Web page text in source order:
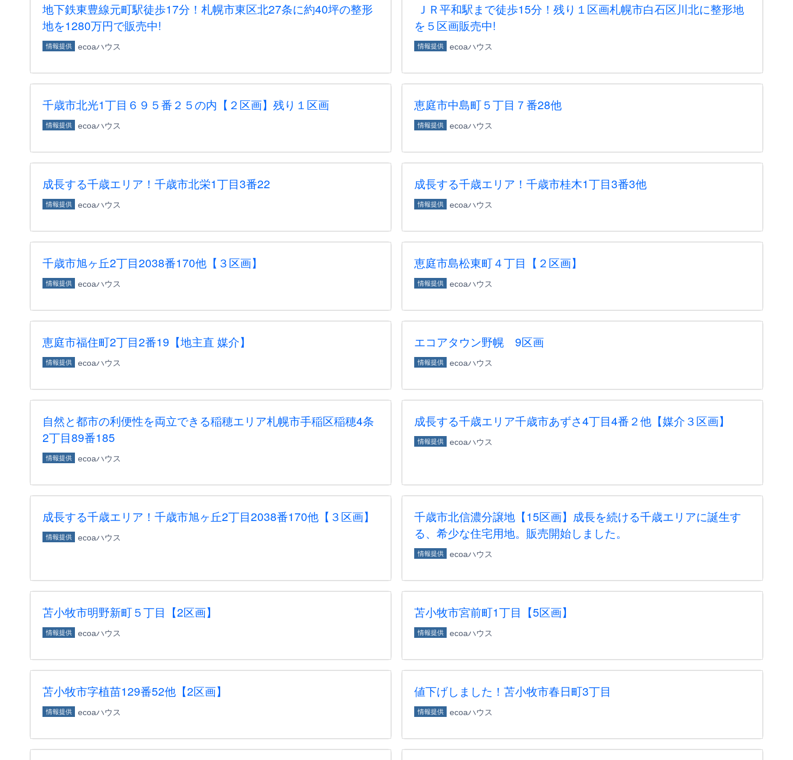
地下鉄東豊線元町駅徒歩17分！札幌市東区北27条に約40坪の整形
地を1280万円で販売中!
情報提供 ecoaハウス
ＪＲ平和駅まで徒歩15分！残り１区画札幌市白石区川北に整形地
を５区画販売中!
情報提供 ecoaハウス
千歳市北光1丁目６９５番２５の内【２区画】残り１区画
情報提供 ecoaハウス
恵庭市中島町５丁目７番28他
情報提供 ecoaハウス
成長する千歳エリア！千歳市北栄1丁目3番22
情報提供 ecoaハウス
成長する千歳エリア！千歳市桂木1丁目3番3他
情報提供 ecoaハウス
千歳市旭ヶ丘2丁目2038番170他【３区画】
情報提供 ecoaハウス
恵庭市島松東町４丁目【２区画】
情報提供 ecoaハウス
恵庭市福住町2丁目2番19【地主直 媒介】
情報提供 ecoaハウス
エコアタウン野幌 9区画
情報提供 ecoaハウス
自然と都市の利便性を両立できる稲穂エリア札幌市手稲区稲穂4条
2丁目89番185
情報提供 ecoaハウス
成長する千歳エリア千歳市あずさ4丁目4番２他【媒介３区画】
情報提供 ecoaハウス
成長する千歳エリア！千歳市旭ヶ丘2丁目2038番170他【３区画】
情報提供 ecoaハウス
千歳市北信濃分譲地【15区画】成長を続ける千歳エリアに誕生す
る、希少な住宅用地。販売開始しました。
情報提供 ecoaハウス
苫小牧市明野新町５丁目【2区画】
情報提供 ecoaハウス
苫小牧市宮前町1丁目【5区画】
情報提供 ecoaハウス
苫小牧市字植苗129番52他【2区画】
情報提供 ecoaハウス
値下げしました！苫小牧市春日町3丁目
情報提供 ecoaハウス